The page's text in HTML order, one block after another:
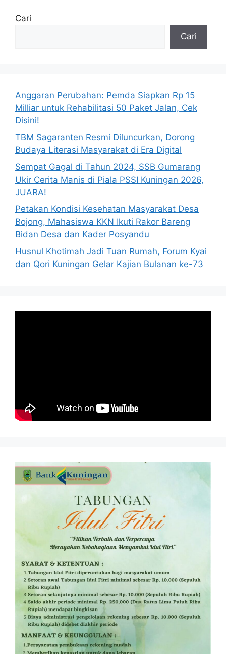
Cari
Cari
Anggaran Perubahan: Pemda Siapkan Rp 15
Milliar untuk Rehabilitasi 50 Paket Jalan, Cek
Disini!
TBM Sagaranten Resmi Diluncurkan, Dorong
Budaya Literasi Masyarakat di Era Digital
Sempat Gagal di Tahun 2024, SSB Gumarang
Ukir Cerita Manis di Piala PSSI Kuningan 2026,
JUARA!
Petakan Kondisi Kesehatan Masyarakat Desa
Bojong, Mahasiswa KKN Ikuti Rakor Bareng
Bidan Desa dan Kader Posyandu
Husnul Khotimah Jadi Tuan Rumah, Forum Kyai
dan Qori Kuningan Gelar Kajian Bulanan ke-73